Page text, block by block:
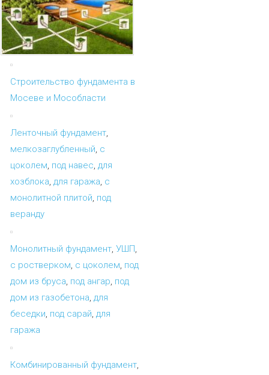
Строительство фундамента в
Мосеве и Мособласти
Ленточный фундамент,
мелкозаглубленный, с
цоколем, под навес, для
хозблока, для гаража, с
монолитной плитой, под
веранду
Монолитный фундамент, УШП,
с ростверком, с цоколем, под
дом из бруса, под ангар, под
дом из газобетона, для
беседки, под сарай, для
гаража
Комбинированный фундамент,